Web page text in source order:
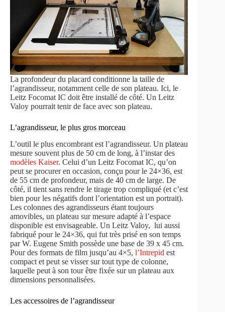
La profondeur du placard conditionne la taille de
l’agrandisseur, notamment celle de son plateau. Ici, le
Leitz Focomat IC doit être installé de côté. Un Leitz
Valoy pourrait tenir de face avec son plateau.
L’agrandisseur, le plus gros morceau
L’outil le plus encombrant est l’agrandisseur. Un plateau
mesure souvent plus de 50 cm de long, à l’instar des
modèles Kaiser. Celui d’un Leitz Focomat IC, qu’on
peut se procurer en occasion, conçu pour le 24×36, est
de 55 cm de profondeur, mais de 40 cm de large. De
côté, il tient sans rendre le tirage trop compliqué (et c’est
bien pour les négatifs dont l’orientation est un portrait).
Les colonnes des agrandisseurs étant toujours
amovibles, un plateau sur mesure adapté à l’espace
disponible est envisageable. Un Leitz Valoy, lui aussi
fabriqué pour le 24×36, qui fut très prisé en son temps
par W. Eugene Smith possède une base de 39 x 45 cm.
Pour des formats de film jusqu’au 4×5, l’Intrepid est
compact et peut se visser sur tout type de colonne,
laquelle peut à son tour être fixée sur un plateau aux
dimensions personnalisées.
Les accessoires de l’agrandisseur